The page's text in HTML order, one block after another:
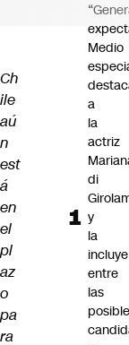
Ch
ile
aú
n
est
á
en
el
pl
az
o
pa
ra
Medio
a
la
actriz
di
y
la
incluye
entre
las